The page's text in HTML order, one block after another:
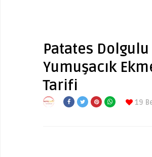
Patates Dolgulu
Yumuşacık
Tarifi
19